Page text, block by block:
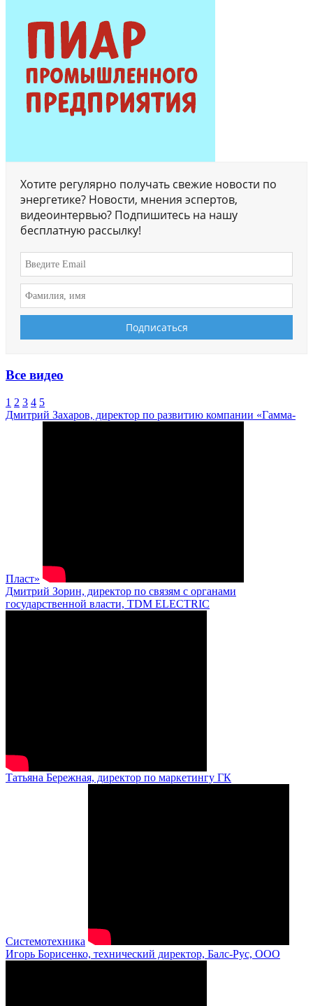
Хотите регулярно получать свежие новости по
энергетике? Новости, мнения эспертов,
видеоинтервью? Подпишитесь на нашу
бесплатную рассылку!
Все видео
1 2 3 4 5
Дмитрий Захаров, директор по развитию компании «Гамма-
Пласт»
Дмитрий Зорин, директор по связям с органами
государственной власти, TDM ELECTRIC
Татьяна Бережная, директор по маркетингу ГК
Системотехника
Игорь Борисенко, технический директор, Балс-Рус, ООО